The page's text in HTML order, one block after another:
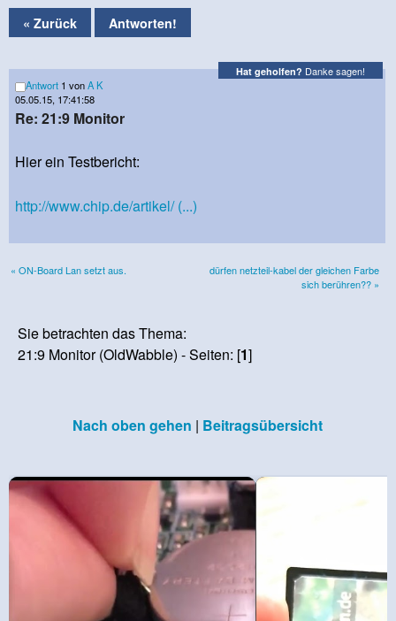
« Zurück Antworten!
Hat geholfen? Danke sagen!
Antwort 1 vonA K
05.05.15, 17:41:58
Re: 21:9 Monitor
Hier ein Testbericht:
http://www.chip.de/artikel/ (...)
« ON-Board Lan setzt aus.
dürfen netzteil-kabel der gleichen Farbe
sich berühren?? »
Sie betrachten das Thema:
21:9 Monitor (OldWabble) - Seiten: [1]
Nach oben gehen | Beitragsübersicht